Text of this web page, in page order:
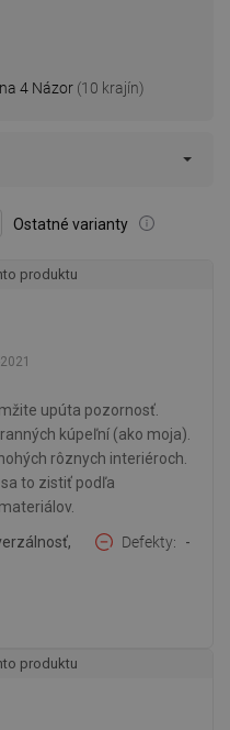
4 Názor (10 krajín)
Ostatné varianty
produktu
upúta pozornosť.
kúpeľní (ako moja).
rôznych interiéroch.
to zistiť podľa
Defekty -
produktu